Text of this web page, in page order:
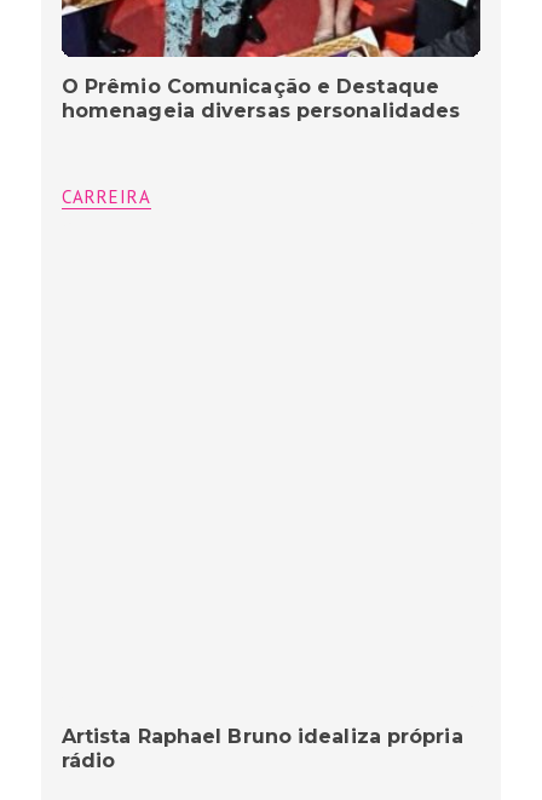
O Prêmio Comunicação e Destaque
homenageia diversas personalidades
CARREIRA
Artista Raphael Bruno idealiza própria
rádio